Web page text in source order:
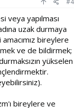
veya yapılması
uzak durmaya
bireylere
ve de bildirmek;
yükselen
bireylere ve